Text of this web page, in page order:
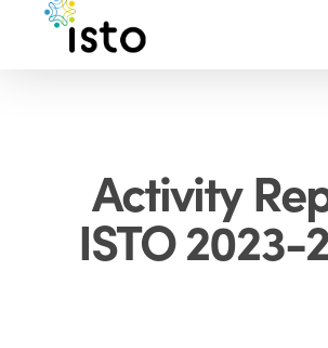
Activity
ISTO 2023-